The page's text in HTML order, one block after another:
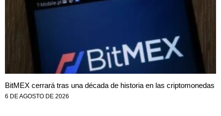
BitMEX cerrará tras una década de historia en las criptomonedas
6 DE AGOSTO DE 2026